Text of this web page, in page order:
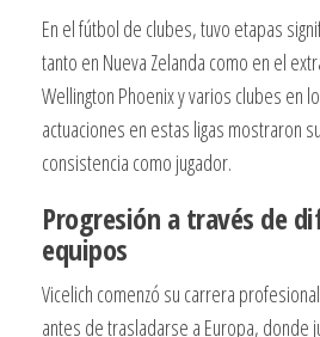
En el fútbol de clubes, tuvo etapas
tanto en Nueva Zelanda como en el
Wellington Phoenix y varios clubes en
actuaciones en estas ligas mostraron
consistencia como jugador.
Progresión a través de
equipos
Vicelich comenzó su carrera profesional
antes de trasladarse a Europa, donde